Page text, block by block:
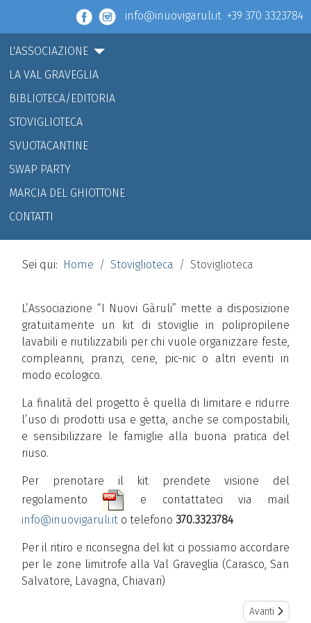
info@inuovigaruli.it +39 370 3323784
L'ASSOCIAZIONE
LA VAL GRAVEGLIA
BIBLIOTECA/EDITORIA
STOVIGLIOTECA
SVUOTACANTINE
SWAP PARTY
MARCIA DEL GHIOTTONE
CONTATTI
Sei qui: Home Stoviglioteca Stoviglioteca
L’Associazione “I Nuovi Gàruli” mette a disposizione
gratuitamente un kit di stoviglie in polipropilene
lavabili e riutilizzabili per chi vuole organizzare feste,
compleanni, pranzi, cene, pic-nic o altri eventi in
modo ecologico.
La finalità del progetto è quella di limitare e ridurre
l’uso di prodotti usa e getta, anche se compostabili,
e sensibilizzare le famiglie alla buona pratica del
riuso.
Per prenotare il kit prendete visione del
regolamento
e contattateci via mail
info@inuovigaruli.it o telefono 370.3323784
Per il ritiro e riconsegna del kit ci possiamo accordare
per le zone limitrofe alla Val Graveglia (Carasco, San
Salvatore, Lavagna, Chiavari)
Next article:
Avanti